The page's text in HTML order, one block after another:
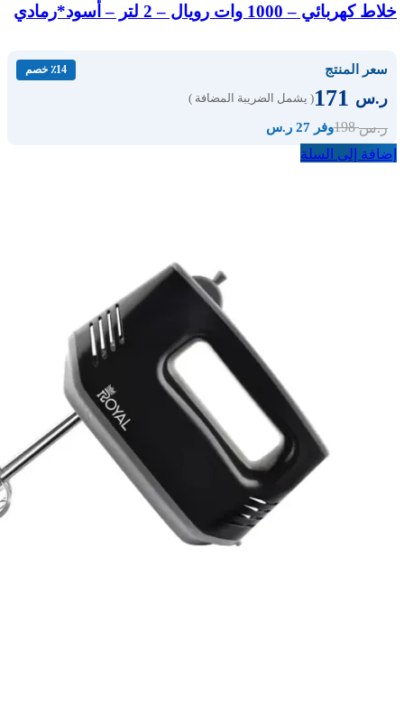
خلاط كهربائي – 1000 وات رويال – 2 لتر – أسود*رمادي
سعر المنتج ٪14 خصم
ر.س ( يشمل الضريبة المضافة )
ر.س198 وفر 27 ر.س
إضافة إلى السلة